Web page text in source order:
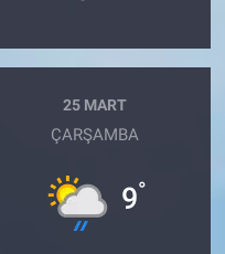
25 MART
ÇARŞAMBA
9°